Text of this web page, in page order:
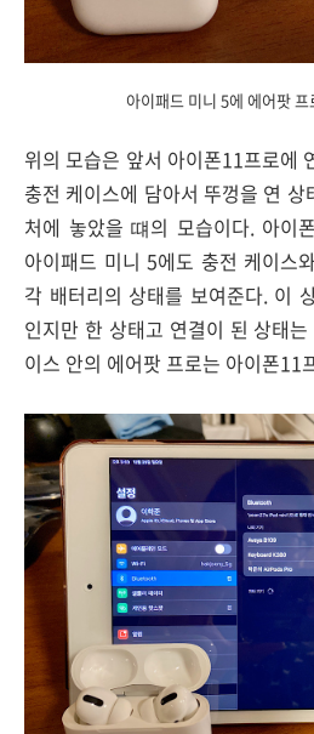
아이패드 미니 5에 에어팟
위의 모습은 앞서 아이폰11프로에
충전 케이스에 담아서 뚜껑을 연
처에 놓았을 떄의 모습이다. 아이
아이패드 미니 5에도 충전 케이스
각 배터리의 상태를 보여준다. 이
인지만 한 상태고 연결이 된 상태
이스 안의 에어팟 프로는 아이폰11